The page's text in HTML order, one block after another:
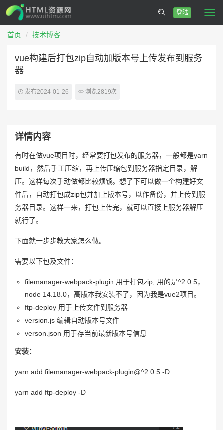
登陆
首页 技术博客
vue构建后打包zip自动加版本号上传发布到服务
器
发布2024-01-26 浏览2819次
详情内容
有时在做vue项目时，经常要打包发布的服务器，一般都是yarn
build，然后手工压缩，再上传压缩包到服务器指定目录，解
压。这样每次手动做都比较烦锁。想了下可以做一个构建好文
件后，自动打包成zip包并加上版本号，以作备份，并上传到服
务器目录。这样一来，打包上传完，就可以直接上服务器解压
就行了。
下面就一步步教大家怎么做。
需要以下包及文件：
filemanager-webpack-plugin 用于打包zip, 用的是^2.0.5，
node 14.18.0，高版本我安装不了，因为我是vue2项目。
ftp-deploy 用于上传文件到服务器
version.js 编辑自动版本号文件
verson.json 用于存当前最新版本号信息
安装：
yarn add filemanager-webpack-plugin@^2.0.5 -D
yarn add ftp-deploy -D